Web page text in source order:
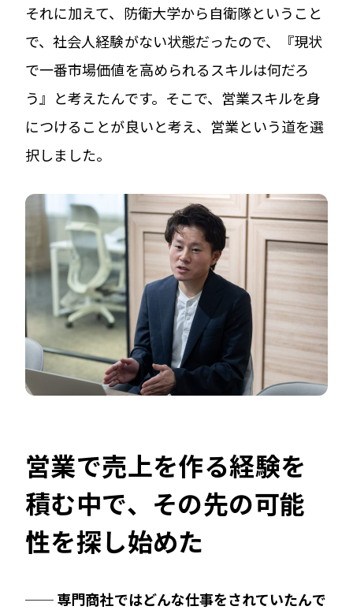
それに加えて、防衛大学から自衛隊ということ
で、社会人経験がない状態だったので、『現状
で一番市場価値を高められるスキルは何だろ
う』と考えたんです。そこで、営業スキルを身
につけることが良いと考え、営業という道を選
択しました。
営業で売上を作る経験を
積む中で、その先の可能
性を探し始めた
── 専門商社ではどんな仕事をされていたんで